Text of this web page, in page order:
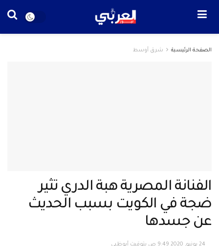
الصفحة الرئيسية شرق أوسط
الفنانة المصرية هبة الدري تثير
ضجة في الكويت بسبب الحديث
عن جسدها
24 يونيو, 2020 9:49 ص بتوقيت أبوظبي